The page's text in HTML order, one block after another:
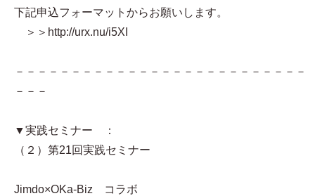
下記申込フォーマットからお願いします。
＞＞http://urx.nu/i5XI
－－－－－－－－－－－－－－－－－－－－－－－－－－
－－－
▼実践セミナー ：
（２）第21回実践セミナー
Jimdo×OKa-Biz コラボ